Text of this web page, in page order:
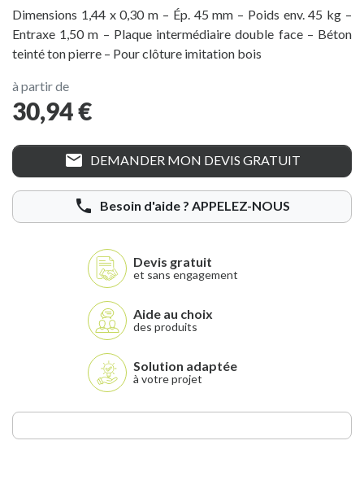
Dimensions 1,44 x 0,30 m – Ép. 45 mm – Poids env. 45 kg –
Entraxe 1,50 m – Plaque intermédiaire double face – Béton
teinté ton pierre – Pour clôture imitation bois
à partir de
30,94 €
mail DEMANDER MON DEVIS GRATUIT
phone Besoin d'aide ? APPELEZ-NOUS
Devis gratuit
et sans engagement
Aide au choix
des produits
Solution adaptée
à votre projet